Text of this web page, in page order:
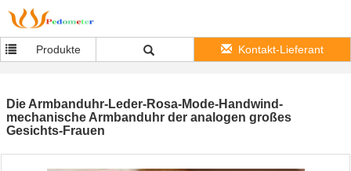
Produkte Kontakt-Lieferant
Die Armbanduhr-Leder-Rosa-Mode-Handwind-
mechanische Armbanduhr der analogen großes
Gesichts-Frauen